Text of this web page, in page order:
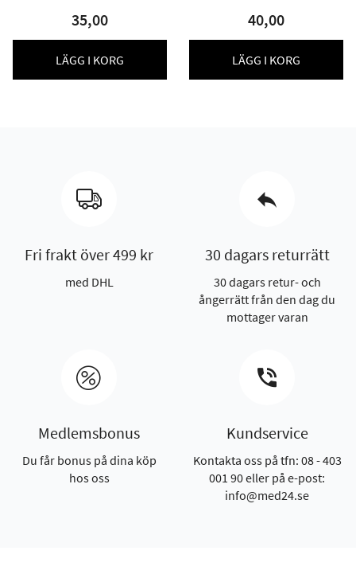
35,00
LÄGG I KORG
40,00
LÄGG I KORG
Fri frakt över 499 kr
med DHL
30 dagars returrätt
30 dagars retur- och
ångerrätt från den dag du
mottager varan
Medlemsbonus
Du får bonus på dina köp
hos oss
Kundservice
Kontakta oss på tfn: 08 - 403
001 90 eller på e-post:
info@med24.se